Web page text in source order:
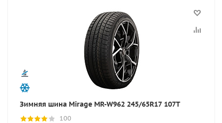
Зимняя шина Mirage MR-W962 245/65R17 107T
100